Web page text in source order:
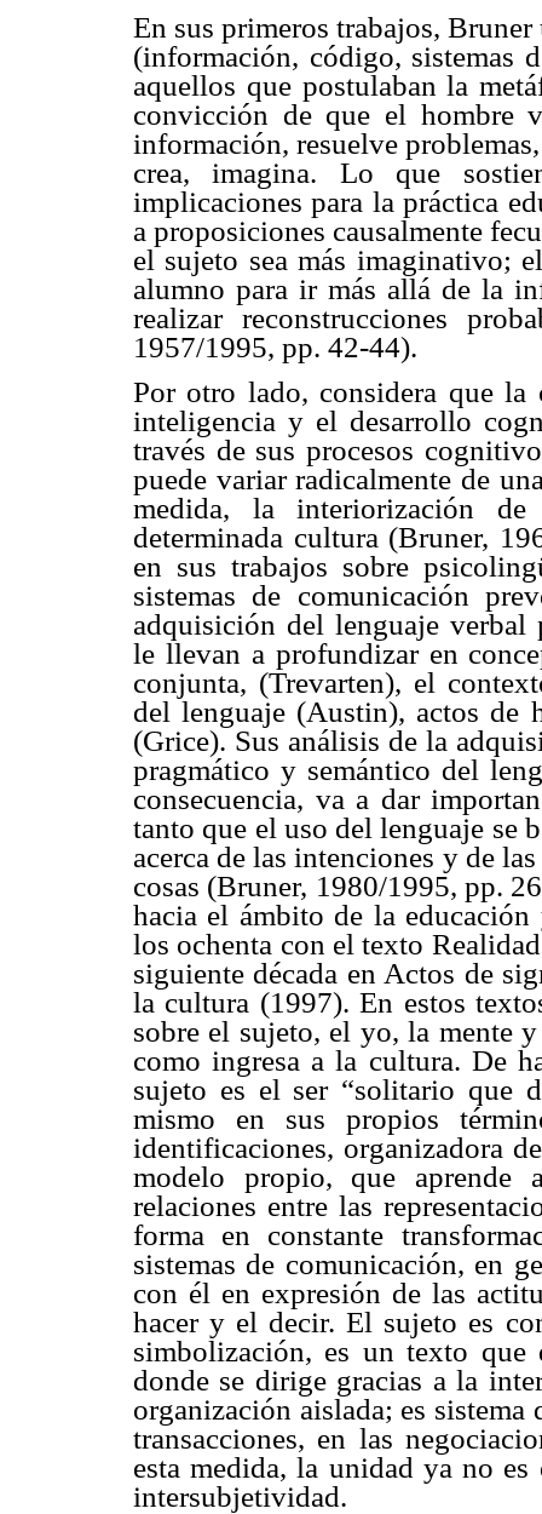
En sus primeros trabajos,
(información, código, sistemas
aquellos que postulaban la
convicción de que el hombre
información, resuelve
crea, imagina. Lo que
implicaciones para la práctica
a proposiciones causalmente
el sujeto sea más imaginativo;
alumno para ir más allá de la
realizar reconstrucciones
1957/1995, pp. 42-44).
Por otro lado, considera que
inteligencia y el desarrollo
través de sus procesos
puede variar radicalmente de
medida, la interiorización de
determinada cultura (Bruner,
en sus trabajos sobre
sistemas de comunicación
adquisición del lenguaje verbal
le llevan a profundizar en
conjunta, (Trevarten), el
del lenguaje (Austin), actos de
(Grice). Sus análisis de la
pragmático y semántico del
consecuencia, va a dar
tanto que el uso del lenguaje se
acerca de las intenciones y de
cosas (Bruner, 1980/1995, pp.
hacia el ámbito de la
los ochenta con el texto
siguiente década en Actos de
la cultura (1997). En estos
sobre el sujeto, el yo, la mente
como ingresa a la cultura. De
sujeto es el ser “solitario que
mismo en sus propios
identificaciones, organizadora
modelo propio, que aprende
relaciones entre las
forma en constante
sistemas de comunicación, en
con él en expresión de las
hacer y el decir. El sujeto es
simbolización, es un texto que
donde se dirige gracias a la
organización aislada; es
transacciones, en las
esta medida, la unidad ya no
intersubjetividad.